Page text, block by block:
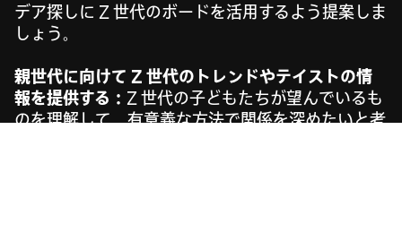
デア探しに Z 世代のボードを活用するよう提案しま
しょう。
親世代に向けて Z 世代のトレンドやテイストの情
報を提供する： Z 世代の子どもたちが望んでいるも
のを理解して、有意義な方法で関係を深めたいと考